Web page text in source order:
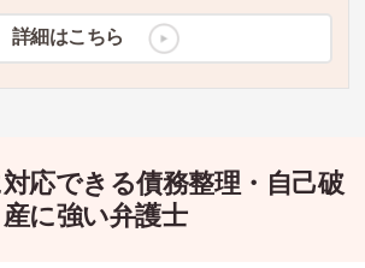
詳細はこちら
応できる債務整理・自己破
産に強い弁護士